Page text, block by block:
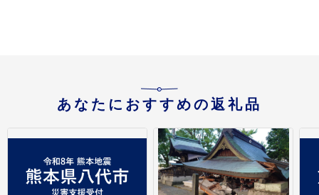
あなたにおすすめの返礼品